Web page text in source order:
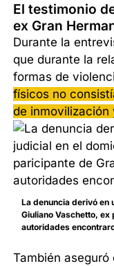
El testimonio
ex Gran
Durante la
que durante la
formas de
físicos no
de inmovilización
La denuncia derivó en
Giuliano Vaschetto,
autoridades
También aseguró